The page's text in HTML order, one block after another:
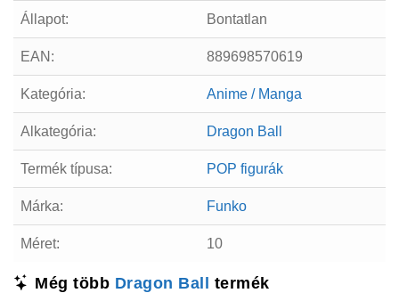
Állapot: Bontatlan
EAN: 889698570619
Kategória: Anime / Manga
Alkategória: Dragon Ball
Termék típusa: POP figurák
Márka: Funko
Méret: 10
Még több Dragon Ball termék